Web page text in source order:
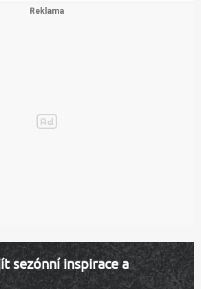
sezónní inspirace a